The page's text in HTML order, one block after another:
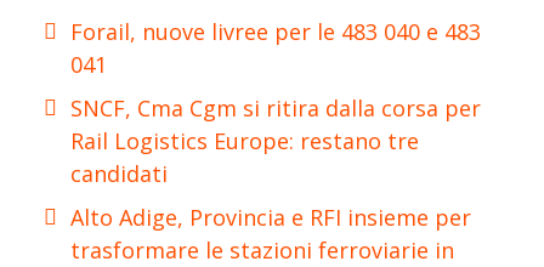
Forail, nuove livree per le 483 040 e 483
041
SNCF, Cma Cgm si ritira dalla corsa per
Rail Logistics Europe: restano tre
candidati
Alto Adige, Provincia e RFI insieme per
trasformare le stazioni ferroviarie in